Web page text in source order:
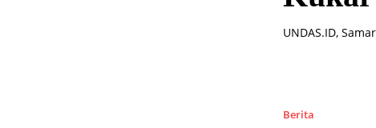
UNDAS.ID,
Berita